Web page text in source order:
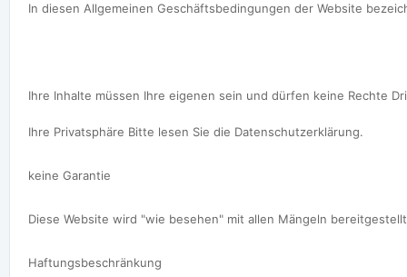
In diesen Allgemeinen Geschäftsbedingungen der Website
Ihre Inhalte müssen Ihre eigenen sein und dürfen keine Rechte
Ihre Privatsphäre Bitte lesen Sie die Datenschutzerklärung.
keine Garantie
Diese Website wird "wie besehen" mit allen Mängeln
Haftungsbeschränkung